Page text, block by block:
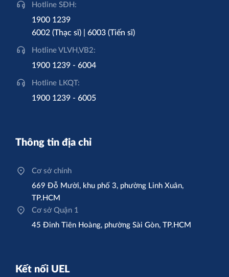
Hotline SĐH:
1900 1239
6002 (Thạc sĩ) | 6003 (Tiến sĩ)
Hotline VLVH,VB2:
1900 1239 - 6004
Hotline LKQT:
1900 1239 - 6005
Thông tin địa chỉ
Cơ sở chính
669 Đỗ Mười, khu phố 3, phường Linh Xuân,
TP.HCM
Cơ sở Quận 1
45 Đinh Tiên Hoàng, phường Sài Gòn, TP.HCM
Kết nối UEL